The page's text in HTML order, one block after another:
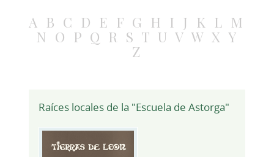
A B C D E F G H I J K L M
N O P Q R S T U V W X Y
Z
Raíces locales de la "Escuela de Astorga"